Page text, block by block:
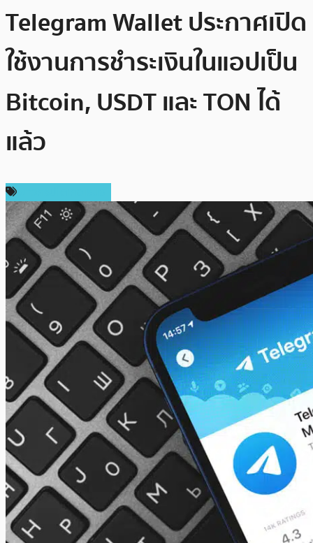
Telegram Wallet ประกาศเปิด
ใช้งานการชำระเงินในแอปเป็น
Bitcoin, USDT และ TON ได้
แล้ว